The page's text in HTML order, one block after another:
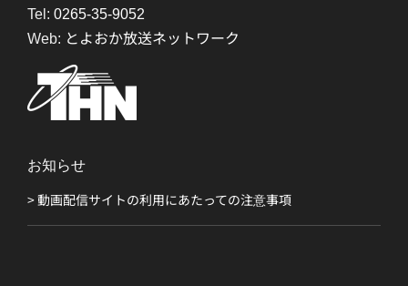
お知らせ
> 動画配信サイトの利用にあたっての注意事項
Tel: 0265-35-9052
Web: とよおか放送ネットワーク